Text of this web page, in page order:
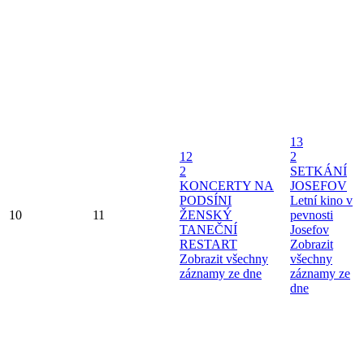
10 11
12
2
KONCERTY NA
PODSÍNI
ŽENSKÝ
TANEČNÍ
RESTART
Zobrazit všechny
záznamy ze dne
13
2
SETKÁNÍ
JOSEFOV
Letní kino v
pevnosti
Josefov
Zobrazit
všechny
záznamy ze
dne